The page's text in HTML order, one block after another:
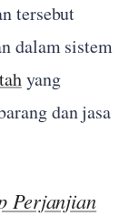
tersebut
dalam sistem
yang
dan jasa
Perjanjian